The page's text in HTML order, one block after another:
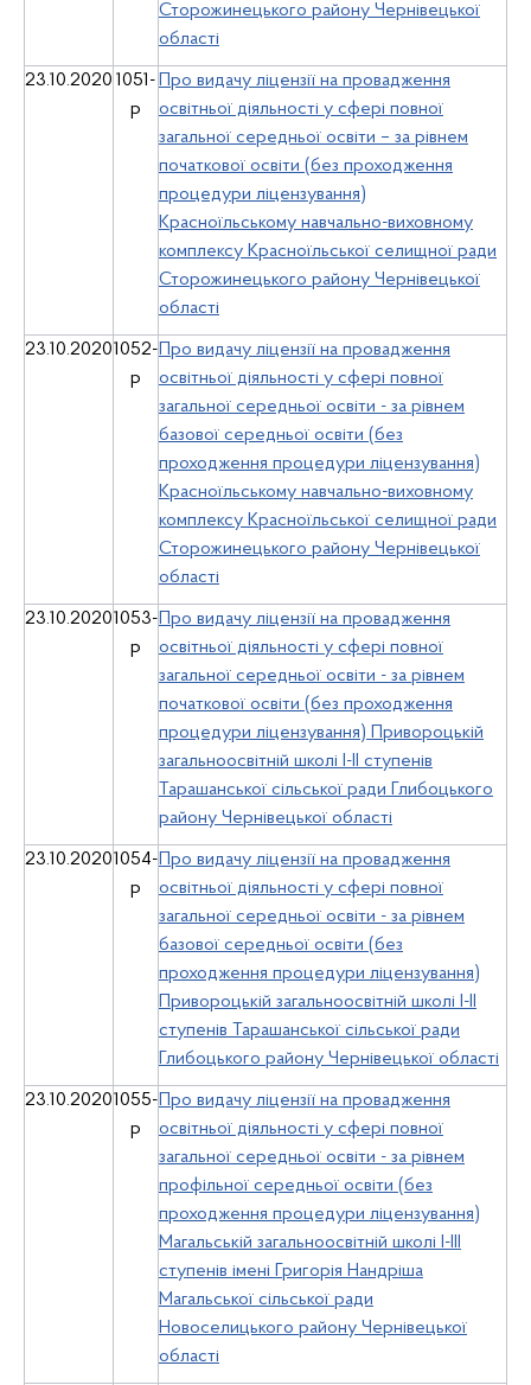
Сторожинецького району Чернівецької
області
23.10.2020 1051-
р
Про видачу ліцензії на провадження
освітньої діяльності у сфері повної
загальної середньої освіти – за рівнем
початкової освіти (без проходження
процедури ліцензування)
Красноїльському навчально-виховному
комплексу Красноїльської селищної ради
Сторожинецького району Чернівецької
області
23.10.20201052-
р
Про видачу ліцензії на провадження
освітньої діяльності у сфері повної
загальної середньої освіти - за рівнем
базової середньої освіти (без
проходження процедури ліцензування)
Красноїльському навчально-виховному
комплексу Красноїльської селищної ради
Сторожинецького району Чернівецької
області
23.10.20201053-
р
Про видачу ліцензії на провадження
освітньої діяльності у сфері повної
загальної середньої освіти - за рівнем
початкової освіти (без проходження
процедури ліцензування) Привороцькій
загальноосвітній школі І-ІІ ступенів
Тарашанської сільської ради Глибоцького
району Чернівецької області
23.10.20201054-
р
Про видачу ліцензії на провадження
освітньої діяльності у сфері повної
загальної середньої освіти - за рівнем
базової середньої освіти (без
проходження процедури ліцензування)
Привороцькій загальноосвітній школі І-ІІ
ступенів Тарашанської сільської ради
Глибоцького району Чернівецької області
23.10.20201055-
р
Про видачу ліцензії на провадження
освітньої діяльності у сфері повної
загальної середньої освіти - за рівнем
профільної середньої освіти (без
проходження процедури ліцензування)
Магальській загальноосвітній школі І-ІІІ
ступенів імені Григорія Нандріша
Магальської сільської ради
Новоселицького району Чернівецької
області